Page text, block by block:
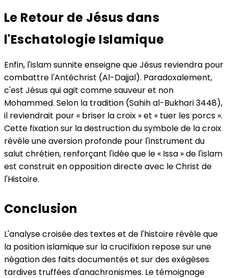
Le Retour de Jésus dans
l'Eschatologie Islamique
Enfin, l'islam sunnite enseigne que Jésus reviendra pour
combattre l'Antéchrist (Al-Dajjal). Paradoxalement,
c'est Jésus qui agit comme sauveur et non
Mohammed. Selon la tradition (Sahih al-Bukhari 3448),
il reviendrait pour « briser la croix » et « tuer les porcs ».
Cette fixation sur la destruction du symbole de la croix
révèle une aversion profonde pour l'instrument du
salut chrétien, renforçant l'idée que le « Issa » de l'islam
est construit en opposition directe avec le Christ de
l'Histoire.
Conclusion
L'analyse croisée des textes et de l'histoire révèle que
la position islamique sur la crucifixion repose sur une
négation des faits documentés et sur des exégèses
tardives truffées d'anachronismes. Le témoignage